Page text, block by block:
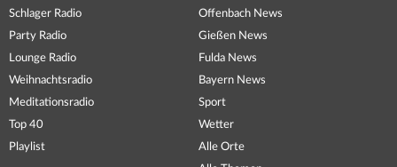
Schlager Radio
Party Radio
Lounge Radio
Weihnachtsradio
Meditationsradio
Top 40
Playlist
Offenbach News
Gießen News
Fulda News
Bayern News
Sport
Wetter
Alle Orte